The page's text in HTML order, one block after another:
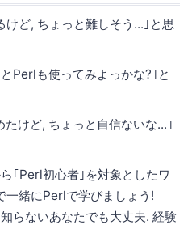
けど, ちょっと難しそう...｣と思
Perlも使ってみよっかな?｣と
けど, ちょっと自信ないな...｣
｢Perl初心者｣を対象としたワ
一緒にPerlで学びましょう!
らないあなたでも大丈夫. 経験